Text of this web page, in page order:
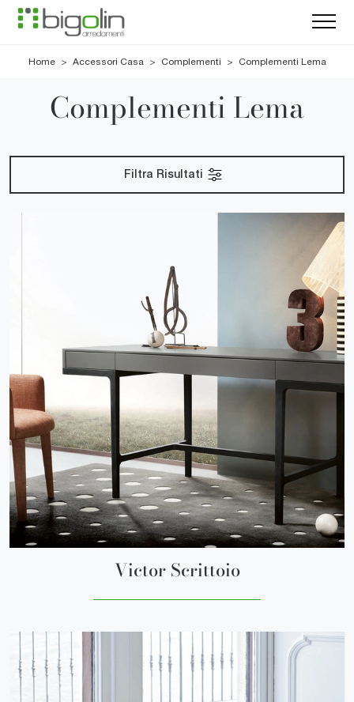
Home > Accessori Casa > Complementi > Complementi Lema
Complementi Lema
Filtra Risultati
Victor Scrittoio